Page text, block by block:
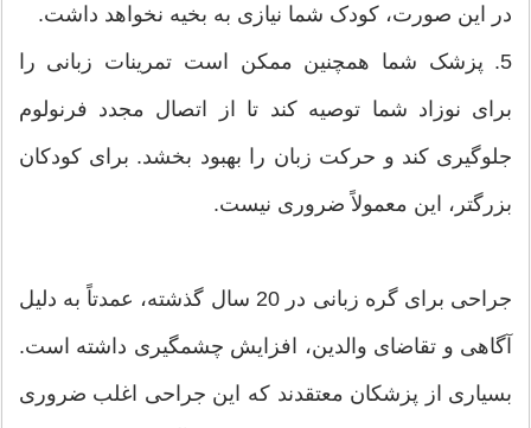
در این صورت، کودک شما نیازی به بخیه نخواهد داشت.
5. پزشک شما همچنین ممکن است تمرینات زبانی را
برای نوزاد شما توصیه کند تا از اتصال مجدد فرنولوم
جلوگیری کند و حرکت زبان را بهبود بخشد. برای کودکان
بزرگتر، این معمولاً ضروری نیست.
جراحی برای گره زبانی در 20 سال گذشته، عمدتاً به دلیل
آگاهی و تقاضای والدین، افزایش چشمگیری داشته است.
بسیاری از پزشکان معتقدند که این جراحی اغلب ضروری